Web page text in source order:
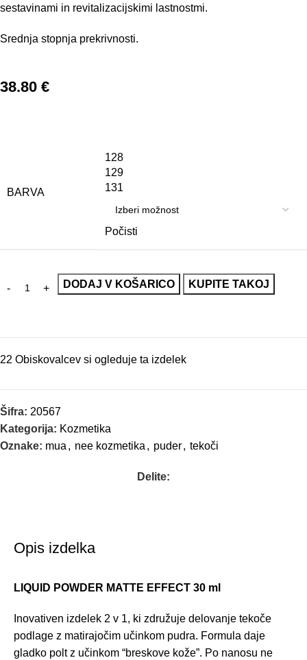
sestavinami in revitalizacijskimi lastnostmi.
Srednja stopnja prekrivnosti.
38.80 €
BARVA
128
129
131
Počisti
DODAJ V KOŠARICO KUPITE TAKOJ
22 Obiskovalcev si ogleduje ta izdelek
Šifra: 20567
Kategorija: Kozmetika
Oznake: mua , nee kozmetika , puder, tekoči
Delite:
Opis izdelka
LIQUID POWDER MATTE EFFECT 30 ml
Inovativen izdelek 2 v 1, ki združuje delovanje tekoče
podlage z matirajočim učinkom pudra. Formula daje
gladko polt z učinkom “breskove kože”. Po nanosu ne